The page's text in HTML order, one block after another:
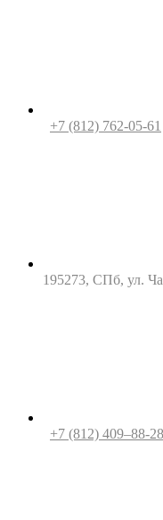
+7 (812) 762-05-61
195273, СПб, ул.
+7 (812) 409–88-28